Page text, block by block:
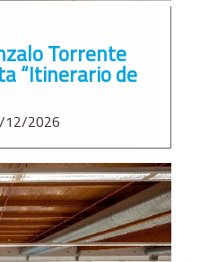
Torrente
“Itinerario de
12/2026